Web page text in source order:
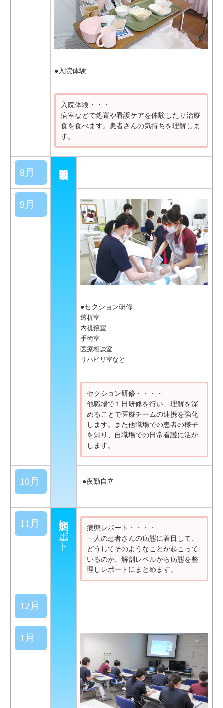
●入院体験
入院体験・・・
病室などで処置や看護ケアを体験したり治療
食を食べます。患者さんの気持ちを理解しま
す。
8月
9月
●セクション研修
透析室
内視鏡室
手術室
医療相談室
リハビリ室など
セクション研修・・・・
他職場で１日研修を行い、理解を深
めることで医療チームの連携を強化
します。また他職場での患者の様子
を知り、自職場での日常看護に活か
します。
10月 ●夜勤自立
11月 病態レポート
病態レポート・・・・
一人の患者さんの病態に着目して、
どうしてそのようなことが起こって
いるのか、解剖レベルから病態を整
理しレポートにまとめます。
12月
1月